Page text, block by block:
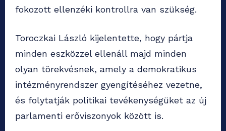
fokozott ellenzéki kontrollra van szükség.
Toroczkai László kijelentette, hogy pártja
minden eszközzel ellenáll majd minden
olyan törekvésnek, amely a demokratikus
intézményrendszer gyengítéséhez vezetne,
és folytatják politikai tevékenységüket az új
parlamenti erőviszonyok között is.